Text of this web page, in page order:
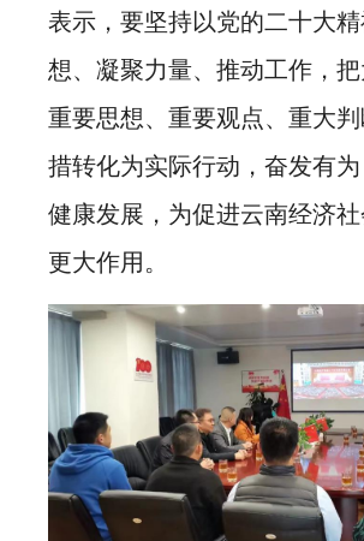
表示，要坚持以党的二十大
想、凝聚力量、推动工作，
重要思想、重要观点、重大
措转化为实际行动，奋发有
健康发展，为促进云南经济
更大作用。